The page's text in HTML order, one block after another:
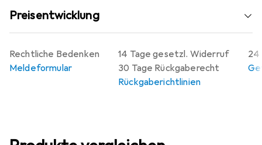
Preisentwicklung
14 Tage gesetzl. Widerruf
30 Tage Rückgaberecht
Rückgaberichtlinien
24
Rechtliche Bedenken
Meldeformular